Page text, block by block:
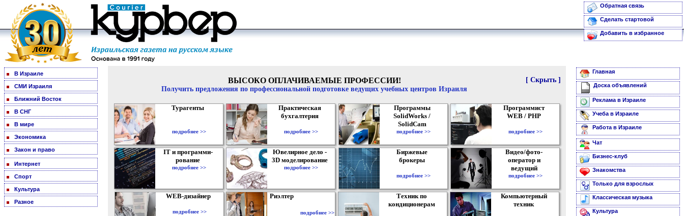
Обратная связь
Сделать стартовой
Добавить в избранное
В Израиле
СМИ Израиля
Ближний Восток
В СНГ
В мире
Экономика
Закон и право
Интернет
Спорт
Культура
Разное
[ Скрыть ]
ВЫСОКО ОПЛАЧИВАЕМЫЕ ПРОФЕССИИ!
Получить предложения по профессиональной подготовке ведущих учебных центров Израиля
Турагенты
подробнее >>
Практическая
бухгалтерия
подробнее >>
Программы
SolidWorks /
SolidCam
подробнее >>
Программист
WEB / PHP
подробнее >>
IT и программи-
рование
подробнее >>
Ювелирное дело -
3D моделирование
подробнее >>
Биржевые
брокеры
подробнее >>
Видео/фото-
оператор и
ведущий
подробнее >>
WEB-дизайнер
подробнее >>
Риэлтер
подробнее >>
Техник по
кондиционерам
Компьютерный
техник
Главная
Доска объявлений
Реклама в Израиле
Учеба в Израиле
Работа в Израиле
Чат
Бизнес-клуб
Знакомства
Только для взрослых
Классическая музыка
Культура